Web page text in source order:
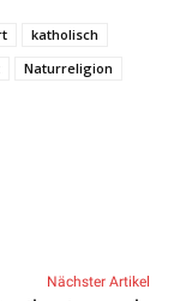
katholisch
Naturreligion
Nächster Artikel